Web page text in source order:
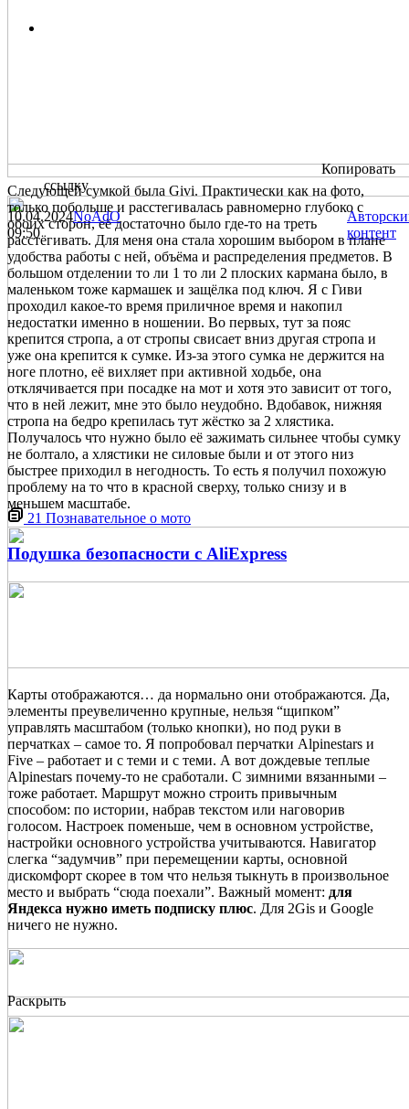
Карты отображаются… да нормально они отображаются. Да,
элементы преувеличенно крупные, нельзя “щипком”
управлять масштабом (только кнопки), но под руки в
перчатках – самое то. Я попробовал перчатки Alpinestars и
Five – работает и с теми и с теми. А вот дождевые теплые
Alpinestars почему-то не сработали. С зимними вязанными –
тоже работает. Маршрут можно строить привычным
способом: по истории, набрав текстом или наговорив
голосом. Настроек поменьше, чем в основном устройстве,
настройки основного устройства учитываются. Навигатор
слегка “задумчив” при перемещении карты, основной
дискомфорт скорее в том что нельзя тыкнуть в произвольное
место и выбрать “сюда поехали”. Важный момент: для
Яндекса нужно иметь подписку плюс. Для 2Gis и Google
ничего не нужно.
Следующей сумкой была Givi. Практически как на фото,
только побольше и расстегивалась равномерно глубоко с
обоих сторон, её достаточно было где-то на треть
расстёгивать. Для меня она стала хорошим выбором в плане
удобства работы с ней, объёма и распределения предметов. В
большом отделении то ли 1 то ли 2 плоских кармана было, в
маленьком тоже кармашек и защёлка под ключ. Я с Гиви
проходил какое-то время приличное время и накопил
недостатки именно в ношении. Во первых, тут за пояс
крепится стропа, а от стропы свисает вниз другая стропа и
уже она крепится к сумке. Из-за этого сумка не держится на
ноге плотно, её вихляет при активной ходьбе, она
отклячивается при посадке на мот и хотя это зависит от того,
что в ней лежит, мне это было неудобно. Вдобавок, нижняя
стропа на бедро крепилась тут жёстко за 2 хлястика.
Получалось что нужно было её зажимать сильнее чтобы сумку
не болтало, а хлястики не силовые были и от этого низ
быстрее приходил в негодность. То есть я получил похожую
проблему на то что в красной сверху, только снизу и в
меньшем масштабе.
Копировать
ссылку
10.04.2024
09:50
NoAdO
контент
21 Познавательное о мото
Подушка безопасности с AliExpress
Раскрыть